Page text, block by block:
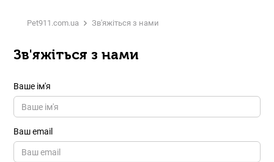
Pet911.com.ua Зв'яжіться з нами
Зв'яжіться з нами
Ваше ім'я
Ваш email